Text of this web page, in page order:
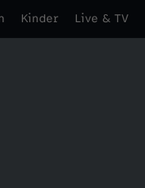
Kinder Live & TV